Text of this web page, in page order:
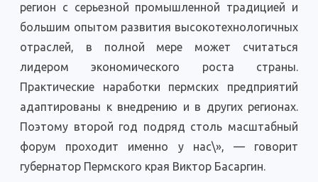
регион с серьезной промышленной традицией и
большим опытом развития высокотехнологичных
отраслей, в полной мере может считаться
лидером экономического роста страны.
Практические наработки пермских предприятий
адаптированы к внедрению и в других регионах.
Поэтому второй год подряд столь масштабный
форум проходит именно у нас\», — говорит
губернатор Пермского края Виктор Басаргин.